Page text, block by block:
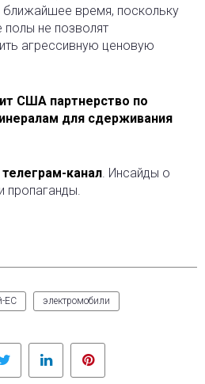
ближайшее время, поскольку
не позволят
агрессивную ценовую
США партнерство по
для сдерживания
телеграм-канал . Инсайды о
пропаганды.
ЕС электромобили
Twitter LinkedIn